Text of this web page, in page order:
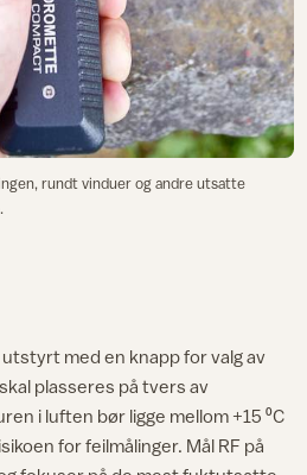
rundt vinduer og andre utsatte
med en knapp for valg av
plasseres på tvers av
i luften bør ligge mellom +15 ⁰C
for feilmålinger. Mål RF på